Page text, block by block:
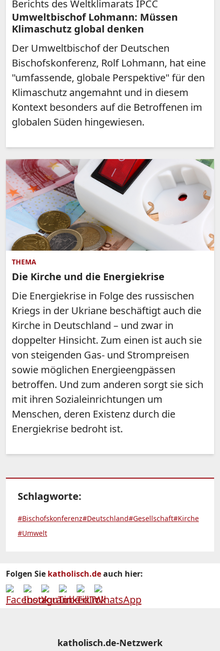
Berichts des Weltklimarats IPCC
Umweltbischof Lohmann: Müssen
Klimaschutz global denken
Der Umweltbischof der Deutschen
Bischofskonferenz, Rolf Lohmann, hat eine
"umfassende, globale Perspektive" für den
Klimaschutz angemahnt und in diesem
Kontext besonders auf die Betroffenen im
globalen Süden hingewiesen.
THEMA
Die Kirche und die Energiekrise
Die Energiekrise in Folge des russischen
Kriegs in der Ukriane beschäftigt auch die
Kirche in Deutschland – und zwar in
doppelter Hinsicht. Zum einen ist auch sie
von steigenden Gas- und Strompreisen
sowie möglichen Energieengpässen
betroffen. Und zum anderen sorgt sie sich
mit ihren Sozialeinrichtungen um
Menschen, deren Existenz durch die
Energiekrise bedroht ist.
Schlagworte:
#Bischofskonferenz#Deutschland#Gesellschaft#Kirche
#Umwelt
Folgen Sie katholisch.deauch hier:
katholisch.de-Netzwerk